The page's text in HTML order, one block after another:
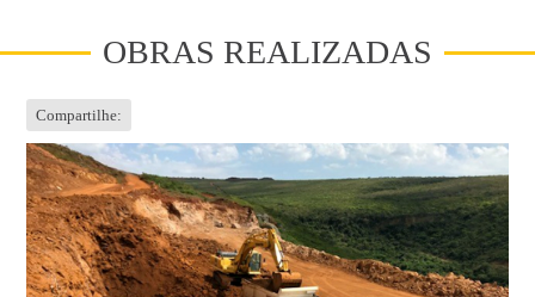
OBRAS REALIZADAS
Compartilhe: